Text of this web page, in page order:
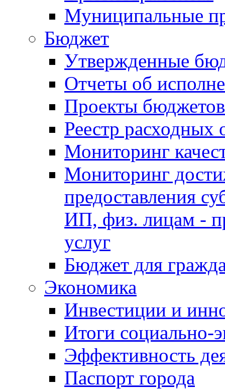
Муниципальные
Бюджет
Утвержденные
Отчеты об
Проекты бюджетов
Реестр расходных
Мониторинг
Мониторинг
предоставления
ИП, физ. лицам -
услуг
Бюджет для
Экономика
Инвестиции и
Итоги социально-
Эффективность
Паспорт города